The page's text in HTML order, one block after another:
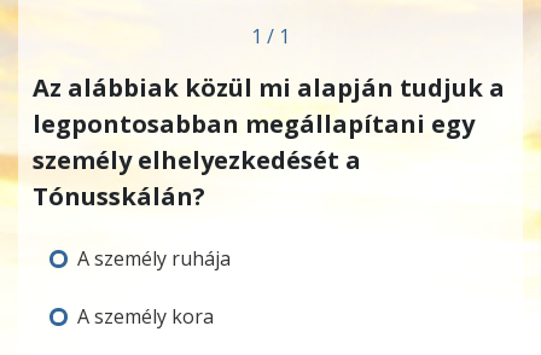
1 / 1
Az alábbiak közül mi alapján tudjuk a
legpontosabban megállapítani egy
személy elhelyezkedését a
Tónusskálán?
A személy ruhája
A személy kora